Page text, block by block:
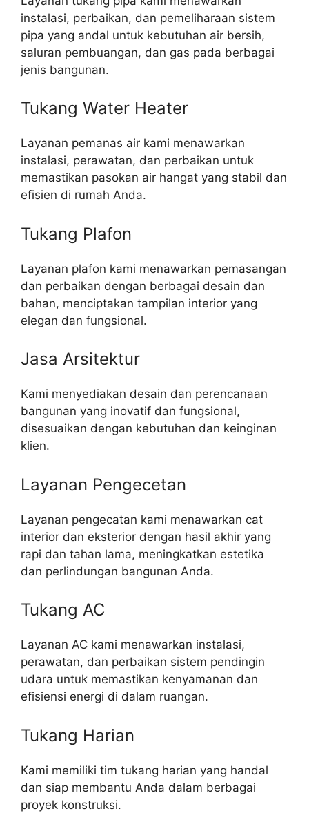
instalasi, perbaikan, dan pemeliharaan sistem
pipa yang andal untuk kebutuhan air bersih,
saluran pembuangan, dan gas pada berbagai
jenis bangunan.
Tukang Water Heater
Layanan pemanas air kami menawarkan
instalasi, perawatan, dan perbaikan untuk
memastikan pasokan air hangat yang stabil dan
efisien di rumah Anda.
Tukang Plafon
Layanan plafon kami menawarkan pemasangan
dan perbaikan dengan berbagai desain dan
bahan, menciptakan tampilan interior yang
elegan dan fungsional.
Jasa Arsitektur
Kami menyediakan desain dan perencanaan
bangunan yang inovatif dan fungsional,
disesuaikan dengan kebutuhan dan keinginan
klien.
Layanan Pengecetan
Layanan pengecatan kami menawarkan cat
interior dan eksterior dengan hasil akhir yang
rapi dan tahan lama, meningkatkan estetika
dan perlindungan bangunan Anda.
Tukang AC
Layanan AC kami menawarkan instalasi,
perawatan, dan perbaikan sistem pendingin
udara untuk memastikan kenyamanan dan
efisiensi energi di dalam ruangan.
Tukang Harian
Kami memiliki tim tukang harian yang handal
dan siap membantu Anda dalam berbagai
proyek konstruksi.